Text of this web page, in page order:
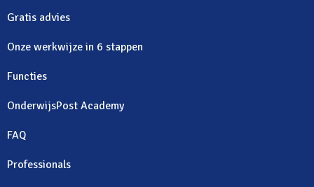
Gratis advies
Onze werkwijze in 6 stappen
Functies
OnderwijsPost Academy
FAQ
Professionals